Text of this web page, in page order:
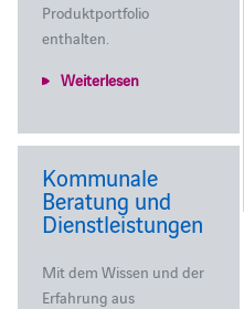
Produktportfolio
enthalten.
Weiterlesen
Kommunale
Beratung und
Dienstleistungen
Mit dem Wissen und der
Erfahrung aus